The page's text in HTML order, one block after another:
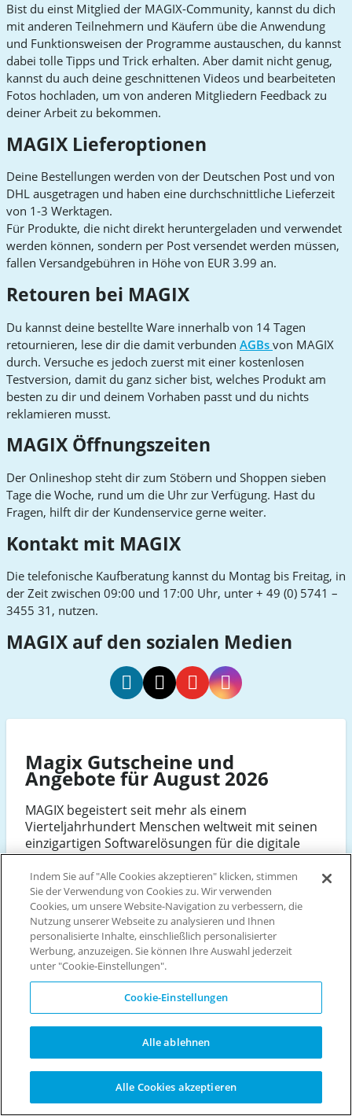
Bist du einst Mitglied der MAGIX-Community, kannst du dich
mit anderen Teilnehmern und Käufern übe die Anwendung
und Funktionsweisen der Programme austauschen, du kannst
dabei tolle Tipps und Trick erhalten. Aber damit nicht genug,
kannst du auch deine geschnittenen Videos und bearbeiteten
Fotos hochladen, um von anderen Mitgliedern Feedback zu
deiner Arbeit zu bekommen.
MAGIX Lieferoptionen
Deine Bestellungen werden von der Deutschen Post und von
DHL ausgetragen und haben eine durchschnittliche Lieferzeit
von 1-3 Werktagen.
Für Produkte, die nicht direkt heruntergeladen und verwendet
werden können, sondern per Post versendet werden müssen,
fallen Versandgebühren in Höhe von EUR 3.99 an.
Retouren bei MAGIX
Du kannst deine bestellte Ware innerhalb von 14 Tagen
retournieren, lese dir die damit verbunden AGBs von MAGIX
durch. Versuche es jedoch zuerst mit einer kostenlosen
Testversion, damit du ganz sicher bist, welches Produkt am
besten zu dir und deinem Vorhaben passt und du nichts
reklamieren musst.
MAGIX Öffnungszeiten
Der Onlineshop steht dir zum Stöbern und Shoppen sieben
Tage die Woche, rund um die Uhr zur Verfügung. Hast du
Fragen, hilft dir der Kundenservice gerne weiter.
Kontakt mit MAGIX
Die telefonische Kaufberatung kannst du Montag bis Freitag, in
der Zeit zwischen 09:00 und 17:00 Uhr, unter + 49 (0) 5741 –
3455 31, nutzen.
MAGIX auf den sozialen Medien
FacebookTwitterYoutubeInstagram
Magix Gutscheine und
Angebote für August 2026
MAGIX begeistert seit mehr als einem
Vierteljahrhundert Menschen weltweit mit seinen
einzigartigen Softwarelösungen für die digitale
Bearbeitung von Musik, Videos und Fotos. Bekannt
wurde das Unternehmen 1994 mit dem MAGIX
Music Maker, ein Programm mit dem jeder von zu
Hause aus Musik komponieren und produzieren
kann. MAGIX bietet für Einsteiger und
professionelle Anwender innovative Produkte, um
ihrer Kreativität freien Lauf zu lassen und wir von
Vouchercloud haben selbstverständlich den
passenden MAGIX Gutscheincode für dich, damit
du die erstklassigen Technologien etwas günstiger
in Anspruch nehmen kannst!
Besuchen Sie die Website
4.5 Sterne aus 461 Bewertungen
Indem Sie auf "Alle Cookies akzeptieren" klicken, stimmen
Sie der Verwendung von Cookies zu. Wir verwenden
Cookies, um unsere Website-Navigation zu verbessern, die
Nutzung unserer Webseite zu analysieren und Ihnen
personalisierte Inhalte, einschließlich personalisierter
Werbung, anzuzeigen. Sie können Ihre Auswahl jederzeit
unter "Cookie-Einstellungen".
Cookie-Einstellungen
Alle ablehnen
Alle Cookies akzeptieren